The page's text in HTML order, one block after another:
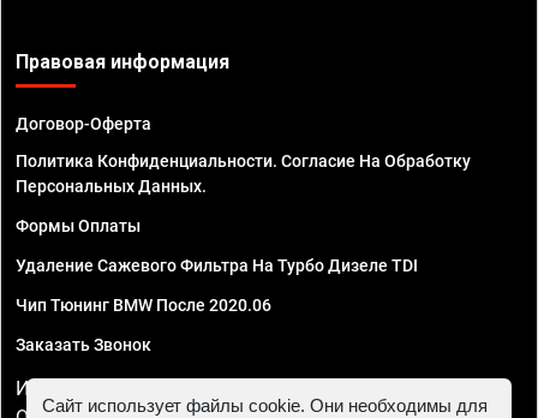
Правовая информация
Договор-Оферта
Политика Конфиденциальности. Согласие На Обработку
Персональных Данных.
Формы Оплаты
Удаление Сажевого Фильтра На Турбо Дизеле TDI
Чип Тюнинг BMW После 2020.06
Заказать Звонок
ИП Смирнов Георгий Павлович. ИНН 781302555843,
Сайт использует файлы cookie. Они необходимы для